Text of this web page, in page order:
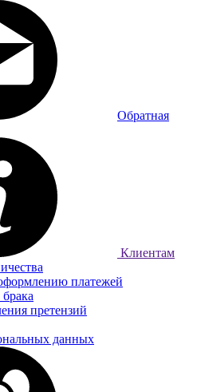
Обратная
Клиентам
платежей
претензий
данных